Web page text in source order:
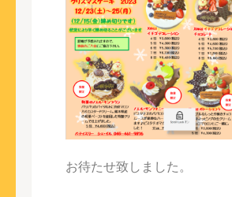
お待たせ致しました。